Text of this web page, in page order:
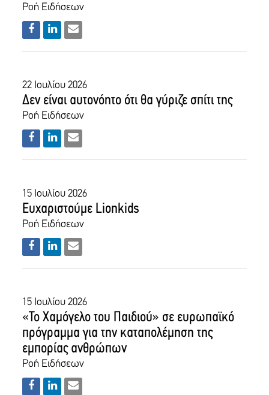
Ροή Ειδήσεων
22 Ιουλίου 2026
Δεν είναι αυτονόητο ότι θα γύριζε σπίτι της
Ροή Ειδήσεων
15 Ιουλίου 2026
Ευχαριστούμε Lionkids
Ροή Ειδήσεων
15 Ιουλίου 2026
«Το Χαμόγελο του Παιδιού» σε ευρωπαϊκό
πρόγραμμα για την καταπολέμηση της
εμπορίας ανθρώπων
Ροή Ειδήσεων